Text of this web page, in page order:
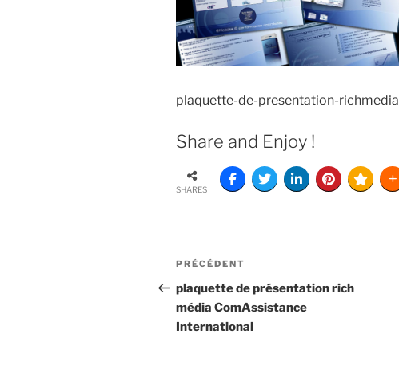
plaquette-de-presentation-richmedia
Share and Enjoy !
SHARES
PRÉCÉDENT
plaquette de présentation rich
média ComAssistance
International